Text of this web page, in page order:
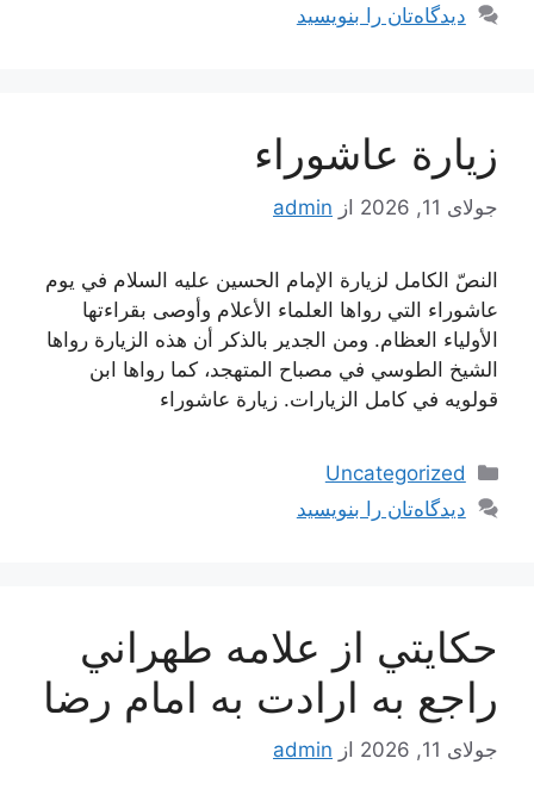
دیدگاه‌تان را بنویسید
زيارة عاشوراء
جولای 11, 2026 از admin
النصّ الكامل لزيارة الإمام الحسين عليه السلام في يوم
عاشوراء التي رواها العلماء الأعلام وأوصى بقراءتها
الأولياء العظام. ومن الجدير بالذكر أن هذه الزيارة رواها
الشيخ الطوسي في مصباح المتهجد، كما رواها ابن
قولويه في كامل الزيارات. زيارة عاشوراء
دسته‌ها
Uncategorized
دیدگاه‌تان را بنویسید
حكايتي از علامه طهراني
راجع به ارادت به امام رضا
جولای 11, 2026 از admin